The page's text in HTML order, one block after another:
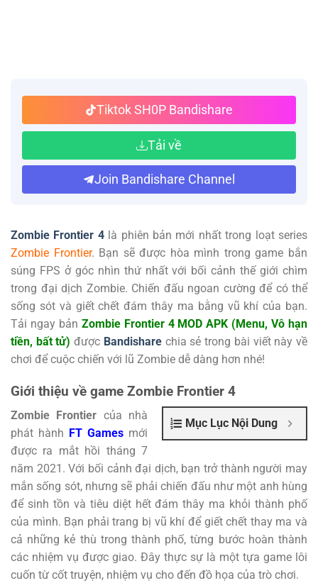
Tiktok SH0P Bandishare
Tải về
Join Bandishare Channel
Zombie Frontier 4là phiên bản mới nhất trong loạt series
Zombie Frontier. Bạn sẽ được hòa mình trong game bắn
súng FPS ở góc nhìn thứ nhất với bối cảnh thế giới chìm
trong đại dịch Zombie. Chiến đấu ngoan cường để có thể
sống sót và giết chết đám thây ma bằng vũ khí của bạn.
Tải ngay bản Zombie Frontier 4 MOD APK (Menu, Vô hạn
tiền, bất tử) được Bandisharechia sẻ trong bài viết này về
chơi để cuộc chiến với lũ Zombie dễ dàng hơn nhé!
Giới thiệu về game Zombie Frontier 4
Mục Lục Nội Dung
Zombie Frontier của nhà
phát hành FT Games mới
được ra mắt hồi tháng 7
năm 2021. Với bối cảnh đại dịch, bạn trở thành người may
mắn sống sót, nhưng sẽ phải chiến đấu như một anh hùng
để sinh tồn và tiêu diệt hết đám thây ma khỏi thành phố
của mình. Bạn phải trang bị vũ khí để giết chết thay ma và
cả những kẻ thù trong thành phố, từng bước hoàn thành
các nhiệm vụ được giao. Đây thực sự là một tựa game lôi
cuốn từ cốt truyện, nhiệm vụ cho đến đồ họa của trò chơi.